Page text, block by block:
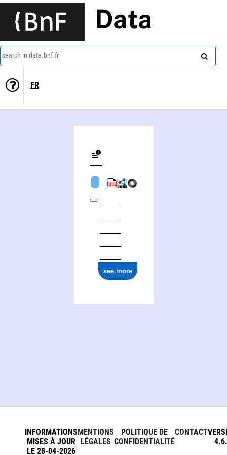
Data
search in data.bnf.fr
FR
see more
INFORMATIONS
MISES À JOUR
LE 28-04-2026
MENTIONS
LÉGALES
POLITIQUE DE
CONFIDENTIALITÉ
CONTACT